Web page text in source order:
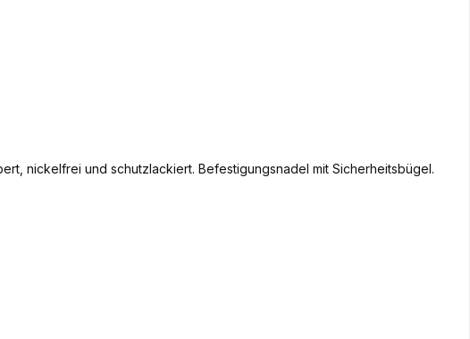
nickelfrei und schutzlackiert. Befestigungsnadel mit Sicherheitsbügel.